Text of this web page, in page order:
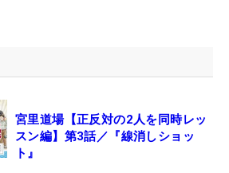
宮里道場【正反対の2人を同時レッ
スン編】第3話／『線消しショッ
ト』